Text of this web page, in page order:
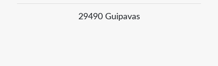
29490 Guipavas